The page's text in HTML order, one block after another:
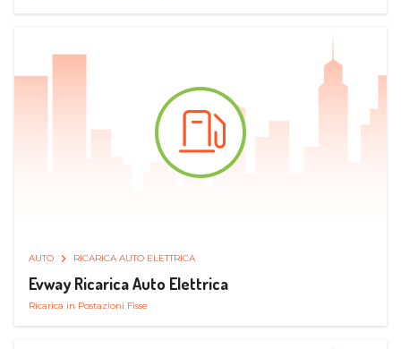
AUTO RICARICA AUTO ELETTRICA
Evway Ricarica Auto Elettrica
Ricarica in Postazioni Fisse